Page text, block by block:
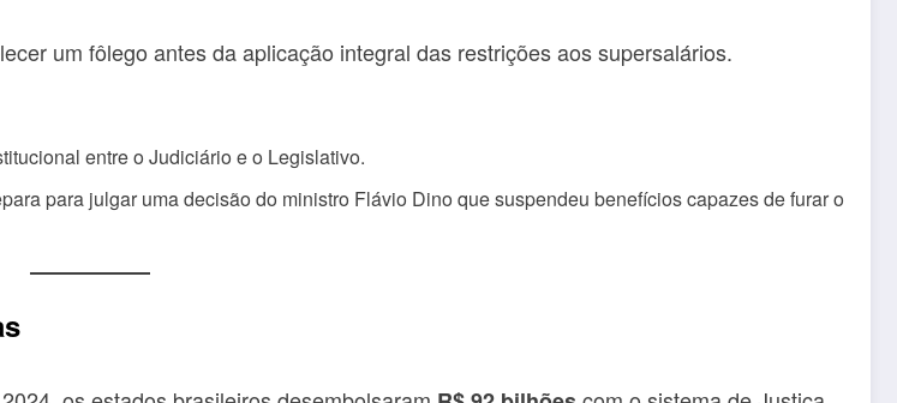
um fôlego antes da aplicação integral das restrições aos supersalários.
entre o Judiciário e o Legislativo.
para julgar uma decisão do ministro Flávio Dino que suspendeu benefícios capazes de furar o